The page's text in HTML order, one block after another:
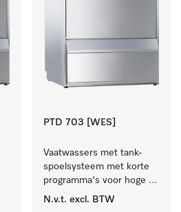
PTD 703 [WES]
Vaatwassers met tank-
spoelsysteem met korte
programma's voor hoge
spoelsnelheden - incl.
N.v.t. excl. BTW